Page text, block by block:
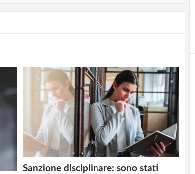
Sanzione disciplinare: sono stati